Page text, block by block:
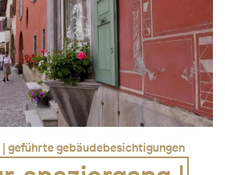
geführte gebäudebesichtigungen